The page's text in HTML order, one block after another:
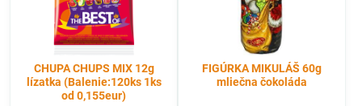
CHUPA CHUPS MIX 12g
lízatka (Balenie:120ks 1ks
od 0,155eur)
FIGÚRKA MIKULÁŠ 60g
mliečna čokoláda